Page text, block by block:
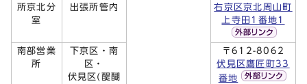
所京北分
室
出張所管内
右京区京北周山町
上寺田1番地1
南部営業
所
下京区・南
区・
伏見区(醍醐
〒612-8062
伏見区鷹匠町33
番地